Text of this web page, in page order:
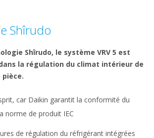
Shîrudo
Shîrudo, le système VRV 5 est
la régulation du climat intérieur de
pièce.
car Daikin garantit la conformité du
norme de produit IEC
de régulation du réfrigérant intégrées